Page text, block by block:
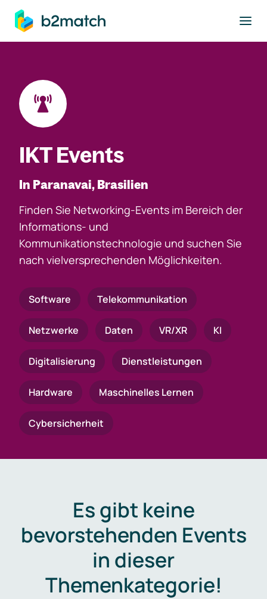
springen
IKT Events
In Paranavai, Brasilien
Finden Sie Networking-Events im Bereich der
Informations- und
Kommunikationstechnologie und suchen Sie
nach vielversprechenden Möglichkeiten.
Software Telekommunikation
Netzwerke Daten VR/XR KI
Digitalisierung Dienstleistungen
Hardware Maschinelles Lernen
Cybersicherheit
Es gibt keine
bevorstehenden Events
in dieser
Themenkategorie!